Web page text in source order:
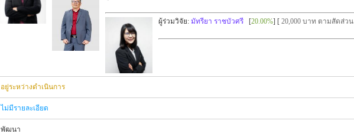
ผู้ร่วมวิจัย: มัทรียา ราชบัวศรี [20.00%] [ 20,000 บาท ตามสัดส่วน
อยู่ระหว่างดำเนินการ
ไม่มีรายละเอียด
พัฒนา